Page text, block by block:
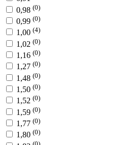
0,98 (0)
0,99 (0)
1,00 (4)
1,02 (0)
1,16 (0)
1,27 (0)
1,48 (0)
1,50 (0)
1,52 (0)
1,59 (0)
1,77 (0)
1,80 (0)
(0)